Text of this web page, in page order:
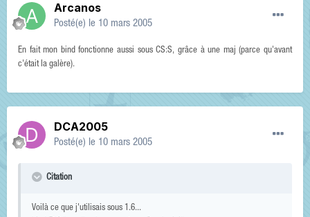
Arcanos
Posté(e) le 10 mars 2005
En fait mon bind fonctionne aussi sous CS:S, grâce à une maj (parce qu'avant
c'était la galère).
DCA2005
Posté(e) le 10 mars 2005
Citation
Voilà ce que j'utilisais sous 1.6...